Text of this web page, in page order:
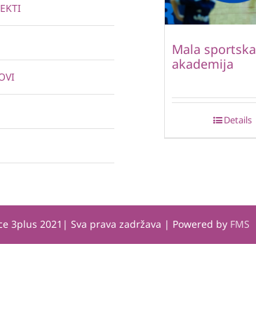
Mala sportska
akademija
Details
3plus 2021| Sva prava zadržava | Powered by FMS